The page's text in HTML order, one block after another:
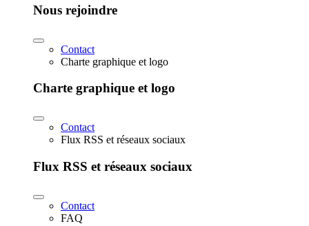
Nous rejoindre
Contact
Charte graphique et logo
Charte graphique et logo
Contact
Flux RSS et réseaux sociaux
Flux RSS et réseaux sociaux
Contact
FAQ